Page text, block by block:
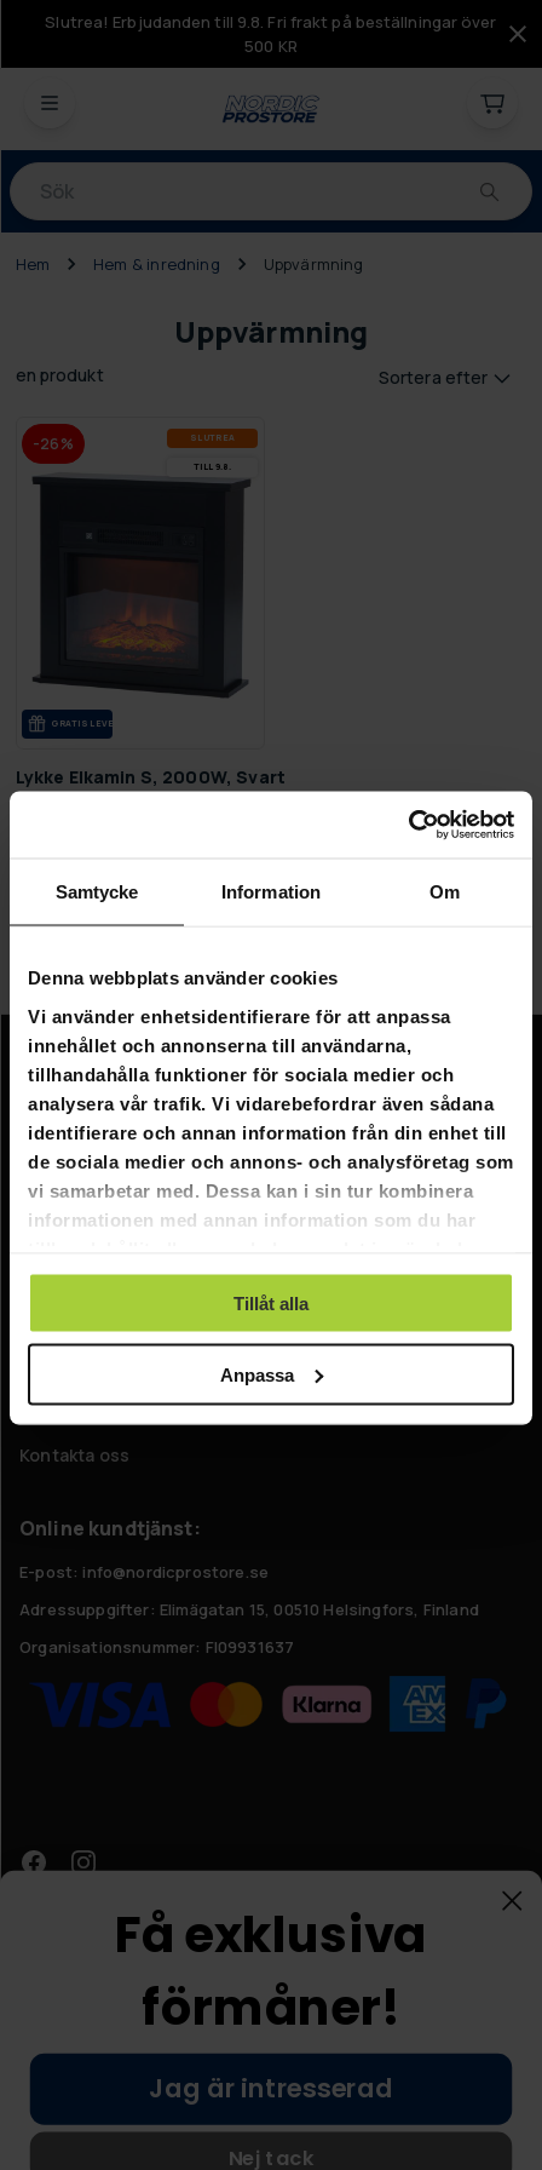
Samtycke Information Om
Denna webbplats använder cookies
Vi använder enhetsidentifierare för att anpassa
innehållet och annonserna till användarna,
tillhandahålla funktioner för sociala medier och
analysera vår trafik. Vi vidarebefordrar även sådana
identifierare och annan information från din enhet till
de sociala medier och annons- och analysföretag som
vi samarbetar med. Dessa kan i sin tur kombinera
informationen med annan information som du har
använt deras tjänster.
Tillåt alla
Anpassa
Slutrea! Erbjudanden till 9.8. Fri frakt på beställningar över
500 KR
Produkter
Hem Hem & inredning Uppvärmning
Uppvärmning
en produkt Sortera efter
-26% SLUT­REA
TILL 9.8.
GRA­TIS LE­VE­RANS
Lykke Elkamin S, 2000W, Svart
Information
Företagsinformation
Om oss
FAQ - Vanliga frågor
Leverans
Reklamationer
Kontakta oss
Online kundtjänst:
E-post: info@nordicprostore.se
Adressuppgifter: Elimägatan 15, 00510 Helsingfors, Finland
Organisationsnummer: FI09931637
© Nordic Prostore 2026
Allmänna villkor
Få exklusiva
förmåner!
Jag är intresserad
Nej tack